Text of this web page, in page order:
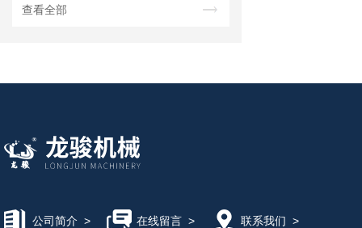
查看全部
公司简介 > 在线留言> 联系我们 >